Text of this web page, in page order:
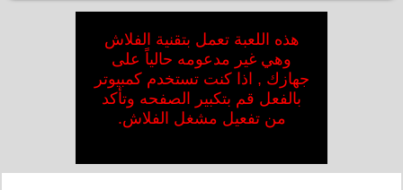
هذه اللعبة تعمل بتقنية الفلاش
وهي غير مدعومه حالياً على
جهازك , اذا كنت تستخدم كمبيوتر
بالفعل قم بتكبير الصفحه وتأكد
من تفعيل مشغل الفلاش.